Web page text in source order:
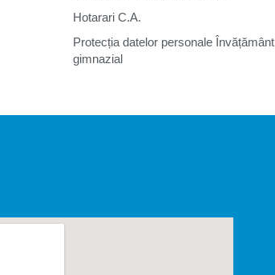
Hotarari C.A.
Protecția datelor personale Învățământ
gimnazial